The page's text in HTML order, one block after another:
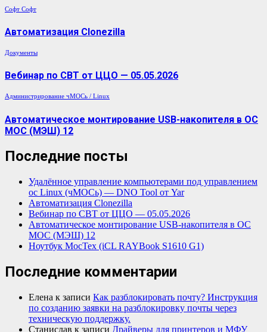
Софт Софт
Автоматизация Clonezilla
Документы
Вебинар по СВТ от ЦЦО — 05.05.2026
Администрирование чМОСь / Linux
Автоматическое монтирование USB-накопителя в ОС
МОС (МЭШ) 12
Последние посты
Удалённое управление компьютерами под управлением
ос Linux (чМОСь) — DNO Tool от Yar
Автоматизация Clonezilla
Вебинар по СВТ от ЦЦО — 05.05.2026
Автоматическое монтирование USB-накопителя в ОС
МОС (МЭШ) 12
Ноутбук МосТех (iCL RAYBook S1610 G1)
Последние комментарии
Елена к записи Как разблокировать почту? Инструкция
по созданию заявки на разблокировку почты через
техническую поддержку.
Станислав к записи Драйверы для принтеров и МФУ